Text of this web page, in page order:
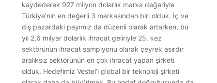
kaydederek 927 milyon dolarlık marka değeriyle
Türkiye’nin en değerli 3 markasından biri olduk. İç ve
dış pazardaki payımız da düzenli olarak artarken, bu
yıl 2,6 milyar dolarlık ihracat geliriyle 25. kez
sektörünün ihracat şampiyonu olarak çeyrek asırdır
aralıksız sektörünün en çok ihracat yapan şirketi
olduk. Hedefimiz Vestel’i global bir teknoloji şirketi